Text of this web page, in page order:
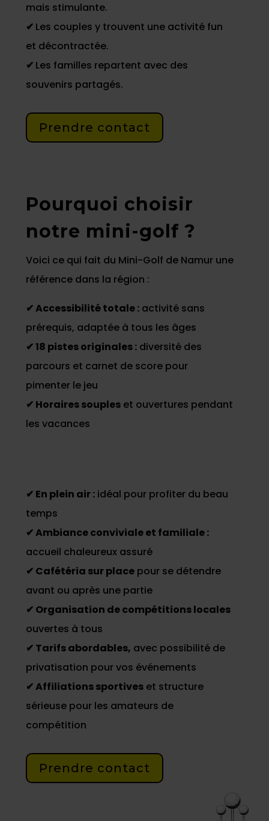
mais stimulante.
✔ Les couples y trouvent une activité fun
et décontractée.
✔ Les familles repartent avec des
souvenirs partagés.
Prendre contact
Pourquoi choisir
notre mini-golf ?
Voici ce qui fait du Mini-Golf de Namur une
référence dans la région :
✔ Accessibilité totale : activité sans
prérequis, adaptée à tous les âges
✔ 18 pistes originales : diversité des
parcours et carnet de score pour
pimenter le jeu
✔ Horaires souples et ouvertures pendant
les vacances
✔ En plein air : idéal pour profiter du beau
temps
✔ Ambiance conviviale et familiale :
accueil chaleureux assuré
✔ Cafétéria sur place pour se détendre
avant ou après une partie
✔ Organisation de compétitions locales
ouvertes à tous
✔ Tarifs abordables, avec possibilité de
privatisation pour vos événements
✔ Affiliations sportives et structure
sérieuse pour les amateurs de
compétition
Prendre contact